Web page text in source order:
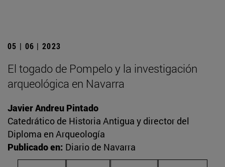
05 | 06 | 2023
El togado de Pompelo y la investigación
arqueológica en Navarra
Javier Andreu Pintado
Catedrático de Historia Antigua y director del
Diploma en Arqueología
Publicado en: Diario de Navarra